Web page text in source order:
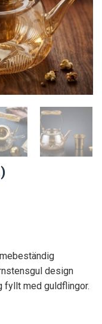
design
fyllt med guldflingor.